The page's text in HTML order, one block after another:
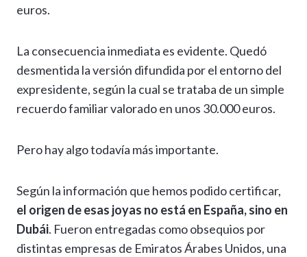
euros.
La consecuencia inmediata es evidente. Quedó
desmentida la versión difundida por el entorno del
expresidente, según la cual se trataba de un simple
recuerdo familiar valorado en unos 30.000 euros.
Pero hay algo todavía más importante.
Según la información que hemos podido certificar,
el origen de esas joyas no está en España, sino en
Dubái. Fueron entregadas como obsequios por
distintas empresas de Emiratos Árabes Unidos, una